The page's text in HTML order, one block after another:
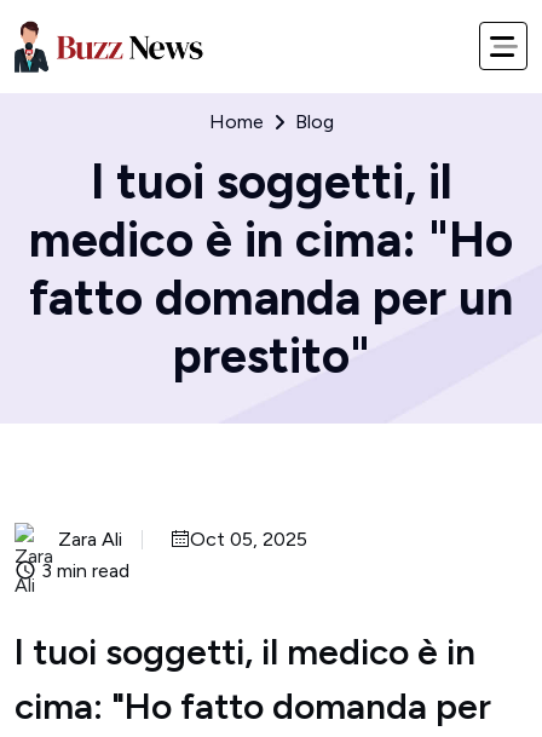
Home Blog
I tuoi soggetti, il
medico è in cima: "Ho
fatto domanda per un
prestito"
Zara Ali
Oct 05, 2025
3 min read
I tuoi soggetti, il medico è in
cima: "Ho fatto domanda per